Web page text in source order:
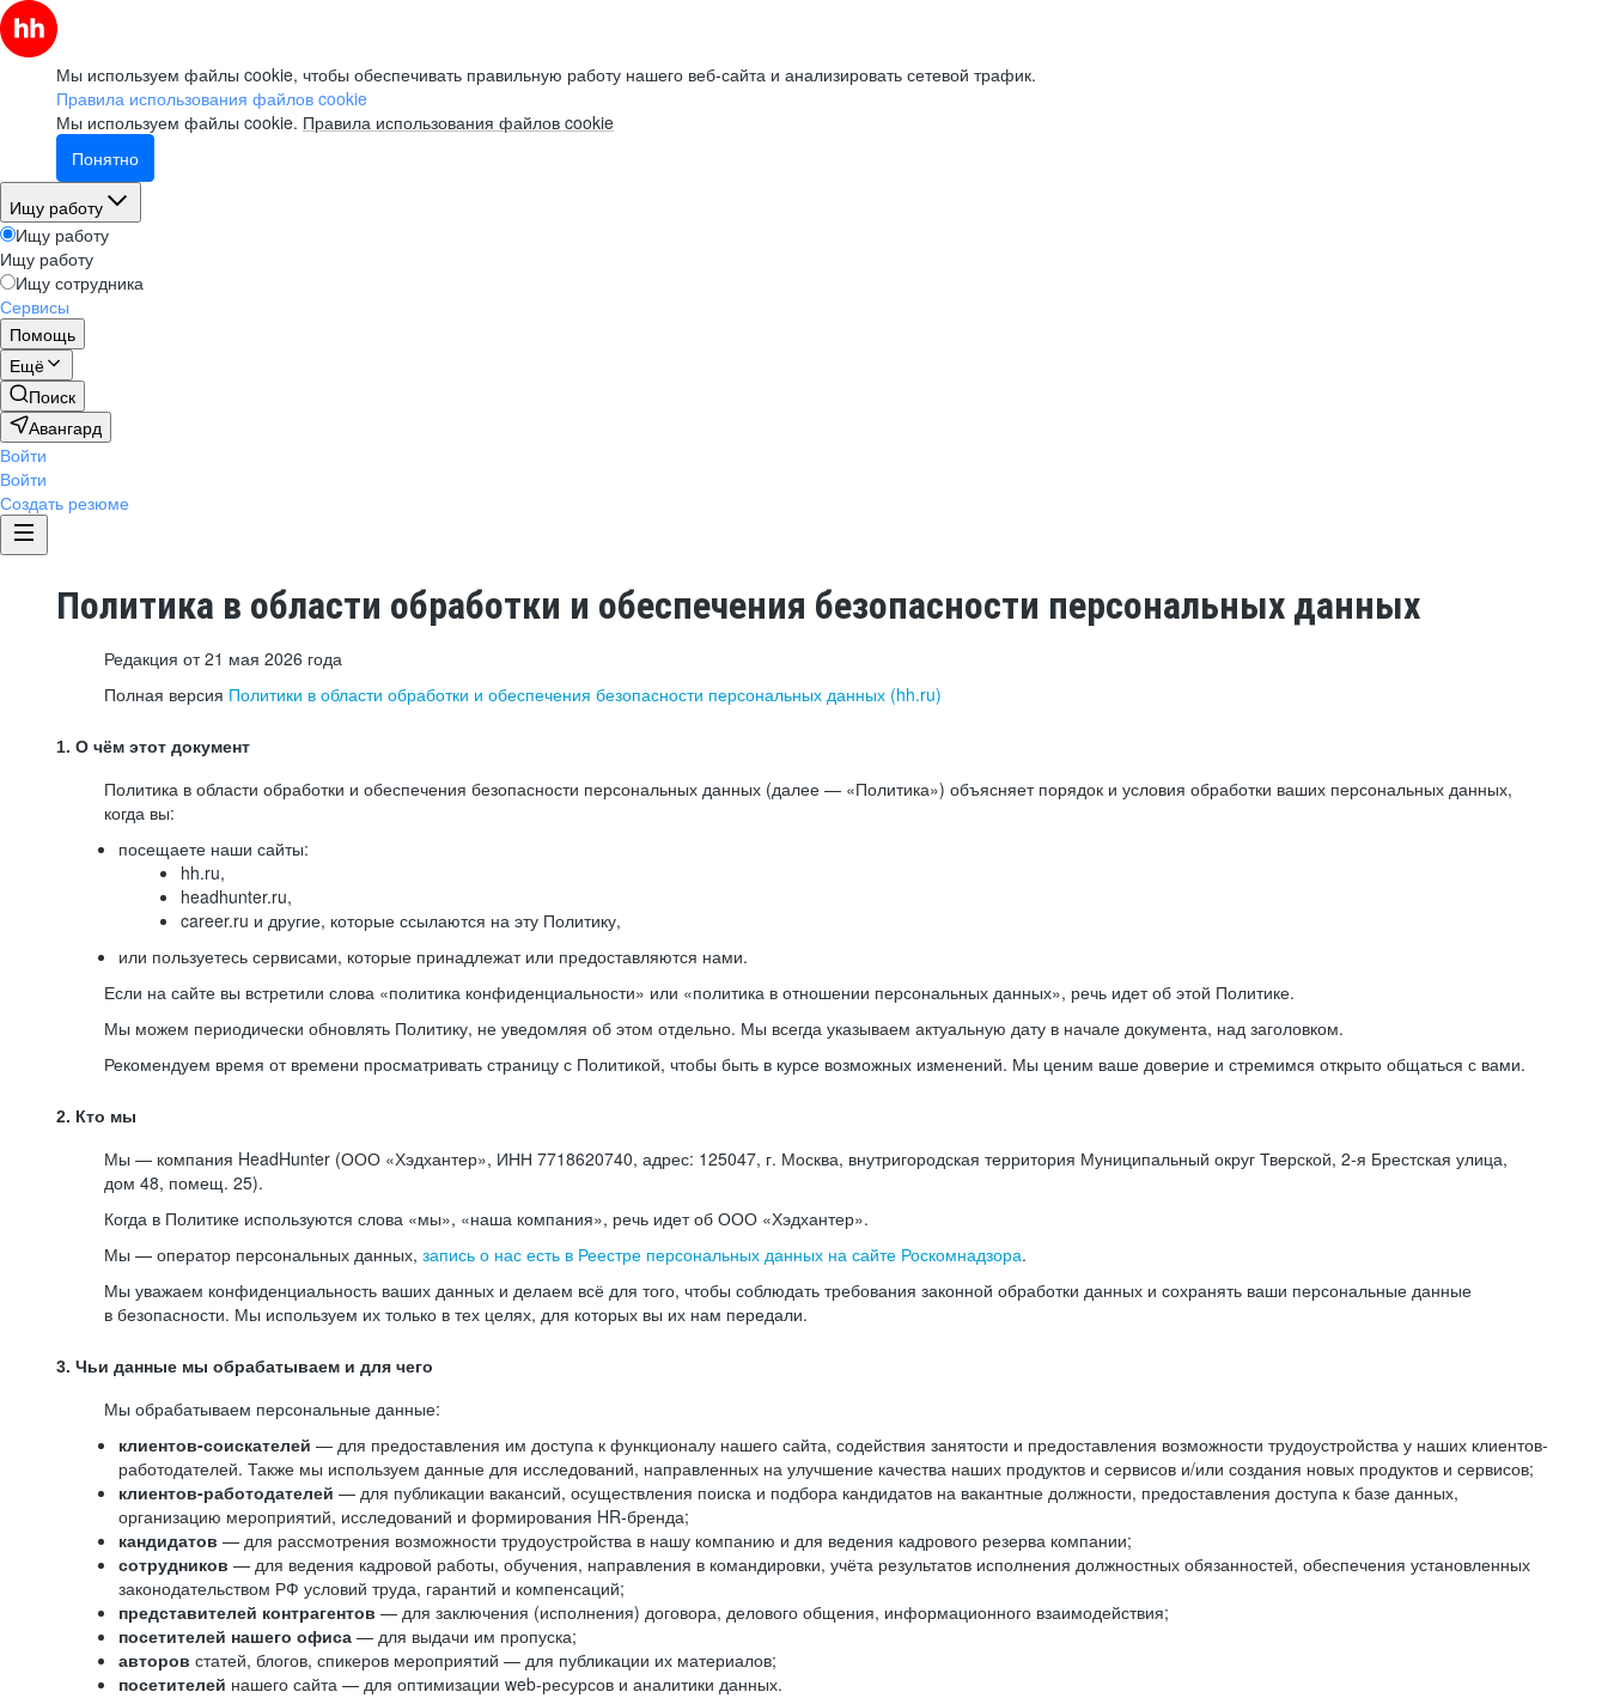
Мы используем файлы cookie, чтобы обеспечивать правильную работу нашего веб-сайта и анализировать сетевой трафик.
Правила использования файлов cookie
Мы используем файлы cookie. Правила использования файлов cookie
Понятно
Ищу работу
Ищу работу
Ищу работу
Ищу сотрудника
Сервисы
Помощь
Ещё
Поиск
Авангард
Войти
Войти
Создать резюме
Политика в области обработки и обеспечения безопасности персональных данных
Редакция от 21 мая 2026 года
Полная версия Политики в области обработки и обеспечения безопасности персональных данных (hh.ru)
1. О чём этот документ
Политика в области обработки и обеспечения безопасности персональных данных (далее — «Политика») объясняет порядок и условия обработки ваших персональных данных,
когда вы:
посещаете наши сайты:
hh.ru,
headhunter.ru,
career.ru и другие, которые ссылаются на эту Политику,
или пользуетесь сервисами, которые принадлежат или предоставляются нами.
Если на сайте вы встретили слова «политика конфиденциальности» или «политика в отношении персональных данных», речь идет об этой Политике.
Мы можем периодически обновлять Политику, не уведомляя об этом отдельно. Мы всегда указываем актуальную дату в начале документа, над заголовком.
Рекомендуем время от времени просматривать страницу с Политикой, чтобы быть в курсе возможных изменений. Мы ценим ваше доверие и стремимся открыто общаться с вами.
2. Кто мы
Мы — компания HeadHunter (ООО «Хэдхантер», ИНН 7718620740, адрес: 125047, г. Москва, внутригородская территория Муниципальный округ Тверской, 2-я Брестская улица,
дом 48, помещ. 25).
Когда в Политике используются слова «мы», «наша компания», речь идет об ООО «Хэдхантер».
Мы — оператор персональных данных, запись о нас есть в Реестре персональных данных на сайте Роскомнадзора.
Мы уважаем конфиденциальность ваших данных и делаем всё для того, чтобы соблюдать требования законной обработки данных и сохранять ваши персональные данные
в безопасности. Мы используем их только в тех целях, для которых вы их нам передали.
3. Чьи данные мы обрабатываем и для чего
Мы обрабатываем персональные данные:
клиентов-соискателей — для предоставления им доступа к функционалу нашего сайта, содействия занятости и предоставления возможности трудоустройства у наших клиентов-
работодателей. Также мы используем данные для исследований, направленных на улучшение качества наших продуктов и сервисов и/или создания новых продуктов и сервисов;
клиентов-работодателей — для публикации вакансий, осуществления поиска и подбора кандидатов на вакантные должности, предоставления доступа к базе данных,
организацию мероприятий, исследований и формирования HR-бренда;
кандидатов — для рассмотрения возможности трудоустройства в нашу компанию и для ведения кадрового резерва компании;
сотрудников — для ведения кадровой работы, обучения, направления в командировки, учёта результатов исполнения должностных обязанностей, обеспечения установленных
законодательством РФ условий труда, гарантий и компенсаций;
представителей контрагентов — для заключения (исполнения) договора, делового общения, информационного взаимодействия;
посетителей нашего офиса — для выдачи им пропуска;
авторов статей, блогов, спикеров мероприятий — для публикации их материалов;
посетителей нашего сайта — для оптимизации web-ресурсов и аналитики данных.